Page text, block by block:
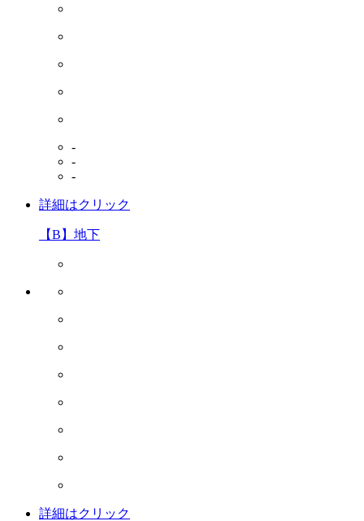
-
-
-
詳細はクリック
【B】地下
詳細はクリック